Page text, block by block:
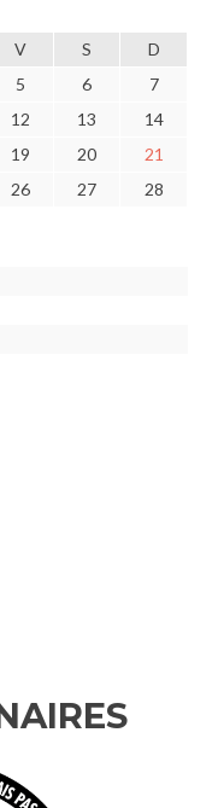
V S
D
5 6
7
12 13
14
19 20
21
26 27
28